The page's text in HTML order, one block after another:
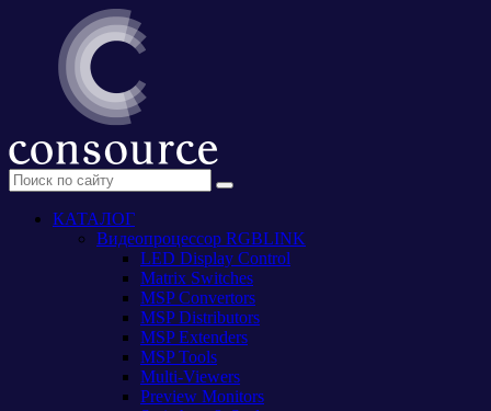
КАТАЛОГ
Видеопроцессор RGBLINK
LED Display Control
Matrix Switches
MSP Convertors
MSP Distributors
MSP Extenders
MSP Tools
Multi-Viewers
Preview Monitors